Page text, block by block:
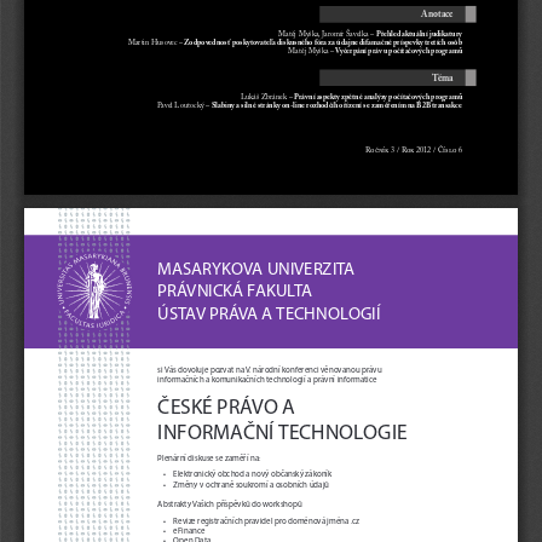
Matěj Myška, Jaromír Šavelka – Přehled aktuální judikatury
Martin Husovec
Zodpovednosť poskytovateľa diskusného fóra za údajne difamačné príspevky tretích osôb
Matěj Myška –
Vyčerpání práv u počítačových programů
Lukáš Zbránek – Právní aspekty zpětné analýzy počítačových programů
Pavel Loutocký – Slabiny a silné stránky on-line rozhodčího řízení se zaměřením na B2B transakce
Ročník 3 / Rok 2012 / Číslo 6
Anotace
Téma
MASARYKOVA UNIVERZITA
PRÁVNICKÁ FAKULTA
ÚSTAV PRÁVA A TECHNOLOGIÍ
si Vás dovoluje pozvat na V. národní konferenci věnovanou právu
informačních a komunikačních technologií a právní informatice
Plenární diskuse se zaměří na:
•
   Elektr
onický obchod a nový občanský zákoník
   Změny v ochraně soukr
omí a osobních údajů
Abstrakty Vašich příspěvků do workshopů
   Revize r
egistračních pravidel pro doménová jména .cz
   eFinance
•
   Open Data
ČESKÉ PRÁVO A
INFORMAČNÍ TECHNOLOGIE